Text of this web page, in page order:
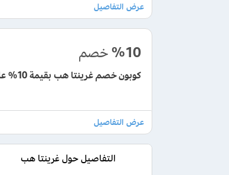
%10خصم
كوبون خصم غرينتا هب بقيمة 10% علي جميع التذاكر
التفاصيل حول غرينتا هب